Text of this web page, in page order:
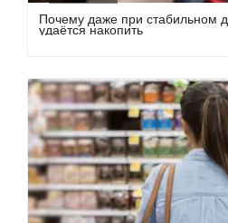
Почему даже при стабильном
удаётся накопить